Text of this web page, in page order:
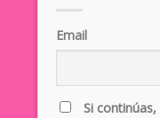
Email
Si